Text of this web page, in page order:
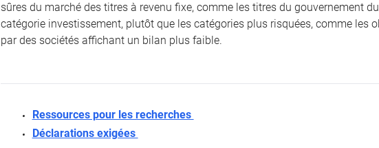
sûres du marché des titres à revenu fixe, comme les titres du gouvernement
catégorie investissement, plutôt que les catégories plus risquées, comme les
par des sociétés affichant un bilan plus faible.
Ressources pour les recherches
Déclarations exigées